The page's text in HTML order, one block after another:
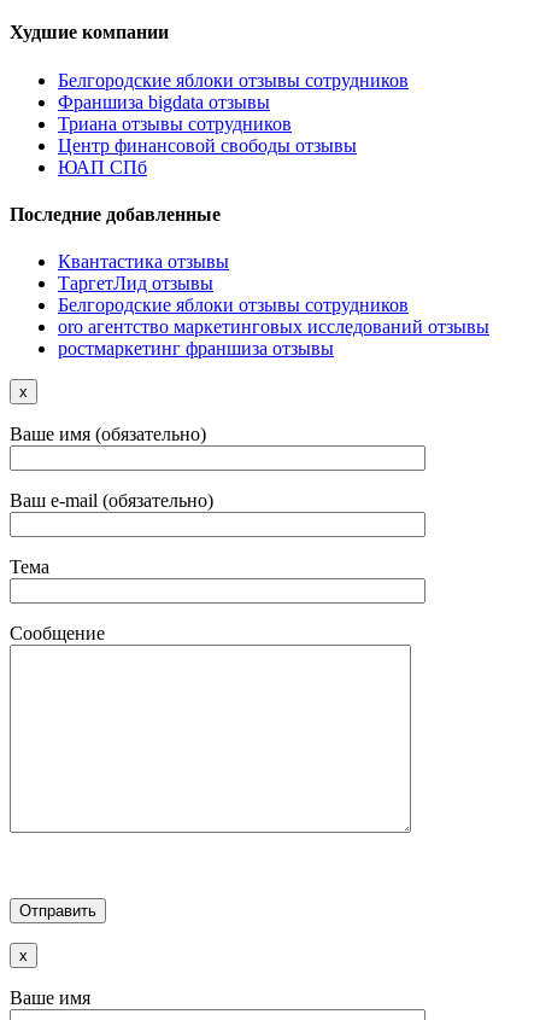
Худшие компании
Белгородские яблоки отзывы сотрудников
Франшиза bigdata отзывы
Триана отзывы сотрудников
Центр финансовой свободы отзывы
ЮАП СПб
Последние добавленные
Квантастика отзывы
ТаргетЛид отзывы
Белгородские яблоки отзывы сотрудников
oro агентство маркетинговых исследований отзывы
ростмаркетинг франшиза отзывы
x
Ваше имя (обязательно)
Ваш e-mail (обязательно)
Тема
Сообщение
x
Ваше имя